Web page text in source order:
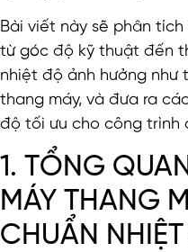
Bài viết này sẽ phân
từ góc độ kỹ thuật đến
nhiệt độ ảnh hưởng như
thang máy, và đưa ra
độ tối ưu cho công trình
1. TỔNG
MÁY THANG
CHUẨN